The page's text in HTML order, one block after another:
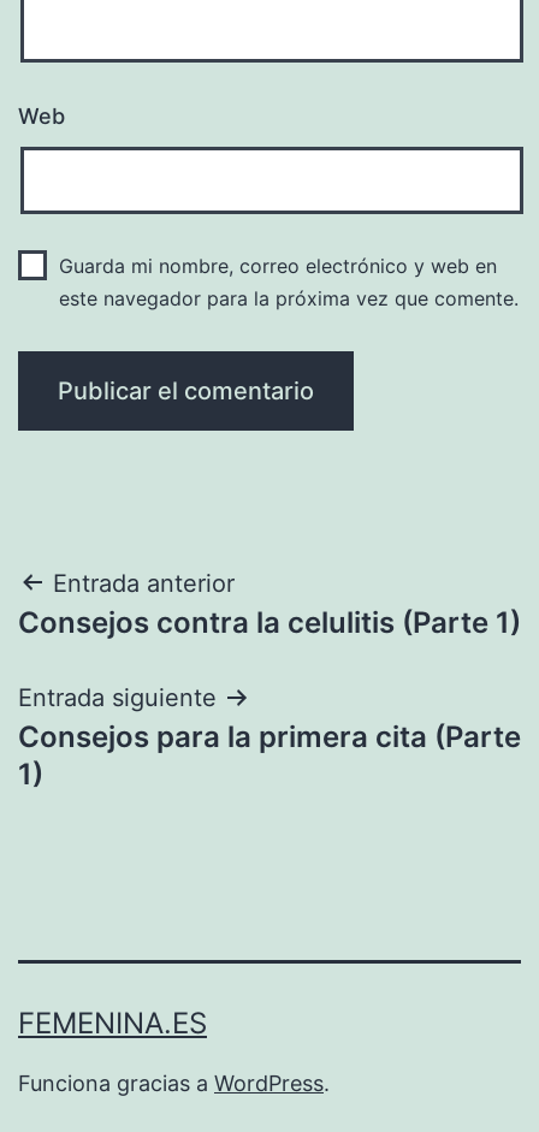
Web
Guarda mi nombre, correo electrónico y web en
este navegador para la próxima vez que comente.
Navegación
de
entradas
Entrada anterior
Consejos contra la celulitis (Parte 1)
Entrada siguiente
Consejos para la primera cita (Parte
1)
FEMENINA.ES
Funciona gracias a WordPress.